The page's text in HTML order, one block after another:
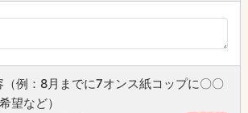
（例：8月までに7オンス紙コップに〇〇
望など）